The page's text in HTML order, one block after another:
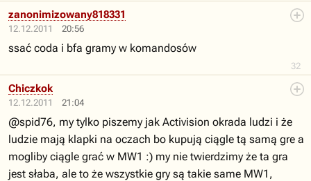
12.12.2011 20:56
32
zanonimizowany818331
ssać coda i bfa gramy w komandosów
12.12.2011 21:04
Chiczkok
@spid76, my tylko piszemy jak Activision okrada ludzi i że
ludzie mają klapki na oczach bo kupują ciągle tą samą gre a
mogliby ciągle grać w MW1 :) my nie twierdzimy że ta gra
jest słaba, ale to że wszystkie gry są takie same MW1,